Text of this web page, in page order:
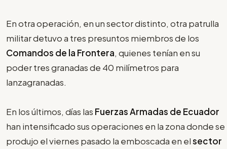
En otra operación, en un sector distinto, otra patrulla
militar detuvo a tres presuntos miembros de los
Comandos de la Frontera, quienes tenían en su
poder tres granadas de 40 milímetros para
lanzagranadas.
En los últimos, días las Fuerzas Armadas de Ecuador
han intensificado sus operaciones en la zona donde se
produjo el viernes pasado la emboscada en elsector